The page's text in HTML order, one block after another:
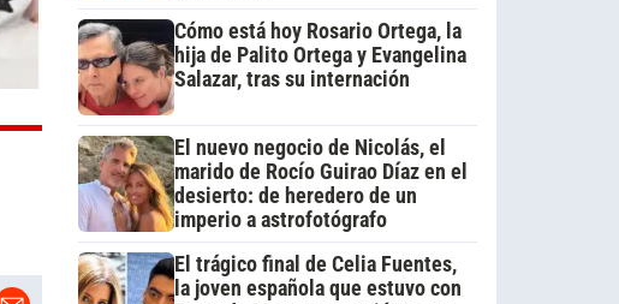
Cómo está hoy Rosario Ortega, la
hija de Palito Ortega y Evangelina
Salazar, tras su internación
El nuevo negocio de Nicolás, el
marido de Rocío Guirao Díaz en el
desierto: de heredero de un
imperio a astrofotógrafo
El trágico final de Celia Fuentes,
la joven española que estuvo con